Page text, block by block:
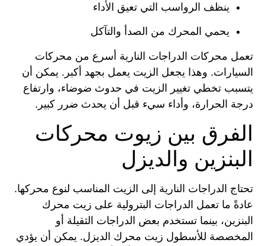
ينظف الرواسب التي تعيق الأداء
يحمي المحرك من الصدأ والتآكل
تعمل محركات الدراجات النارية أسرع من محركات
السيارات. وهذا يجعل الزيت يعمل بجهد أكبر. يمكن أن
يتسبب تخطي تغيير الزيت في حدوث ضوضاء، وارتفاع
درجة الحرارة، وأداء سيء قبل أن يحدث ضرر كبير.
الفرق بين زيوت محركات
البنزين والديزل
تحتاج الدراجات النارية إلى الزيت المناسب لنوع محركها.
عادةً ما تعمل الدراجات البترولية على زيت محرك
البنزين، بينما تستخدم بعض الدراجات الثقيلة أو
المخصصة للأسطول زيت محرك الديزل. يمكن أن يؤدي